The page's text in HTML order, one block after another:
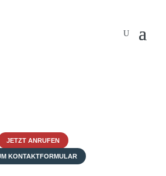
JETZT ANRUFEN
KONTAKTFORMULAR